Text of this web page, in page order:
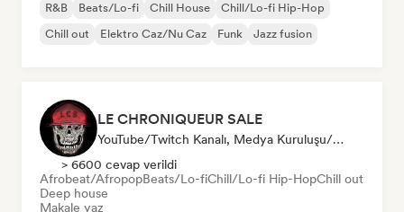
R&B Beats/Lo-fi Chill House
Chill/Lo-fi Hip-Hop
Chill out
Elektro Caz/Nu Caz Funk Jazz fusion
LE CHRONIQUEUR SALE
YouTube/Twitch Kanalı, Medya Kuruluşu/Gazeteci, Sosyal Medya Etkileyici
> 6600 cevap verildi
Afrobeat/AfropopBeats/Lo-fiChill/Lo-fi Hip-HopChill out
Deep house
Makale yaz